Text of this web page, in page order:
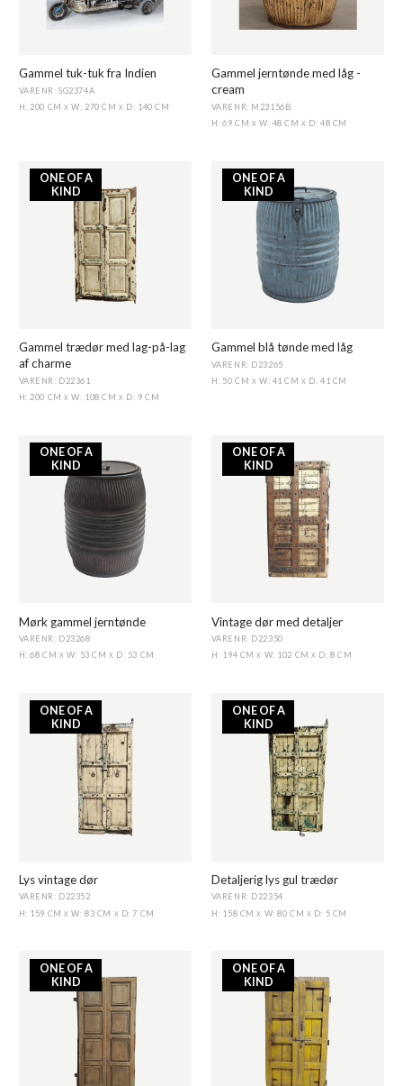
Gammel tuk-tuk fra Indien
VARENR: SG2374A
H: 200 CMX W: 270 CMX D: 140 CM
Gammel jerntønde med låg -
cream
VARENR: M23156B
H: 69 CM X W: 48 CMX D: 48 CM
ONE OF A
KIND
Gammel trædør med lag-på-lag
af charme
VARENR: D22361
H: 200 CMX W: 108 CMX D: 9 CM
ONE OF A
KIND
Gammel blå tønde med låg
VARENR: D23265
H: 50 CM X W: 41 CMX D: 41 CM
ONE OF A
KIND
Mørk gammel jerntønde
VARENR: D23268
H: 68 CM X W: 53 CM X D: 53 CM
ONE OF A
KIND
Vintage dør med detaljer
VARENR: D22350
H: 194 CMX W: 102 CMX D: 8 CM
ONE OF A
KIND
Lys vintage dør
VARENR: D22352
H: 159 CMX W: 83 CM X D: 7 CM
ONE OF A
KIND
Detaljerig lys gul trædør
VARENR: D22354
H: 158 CMX W: 80 CM X D: 5 CM
ONE OF A
KIND
ONE OF A
KIND